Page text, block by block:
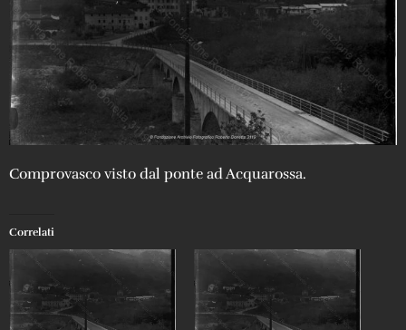
Comprovasco visto dal ponte ad Acquarossa.
Correlati